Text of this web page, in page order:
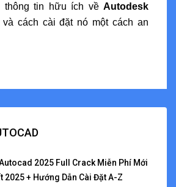
thông tin hữu ích về Autodesk
cách cài đặt nó một cách an
2025 Full Crack Miễn Phí Mới
2025 + Hướng Dẫn Cài Đặt A-Z